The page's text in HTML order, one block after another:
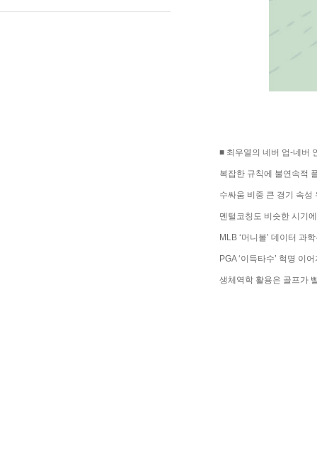
■ 최우열의 네버 업-네버
복잡한 규칙에 불연속적
수싸움 비중 큰 경기 속성
멘털코칭도 비슷한 시기
MLB ‘머니볼’ 데이터 과
PGA ‘이득타수’ 혁명 이어
생체역학 활용은 골프가